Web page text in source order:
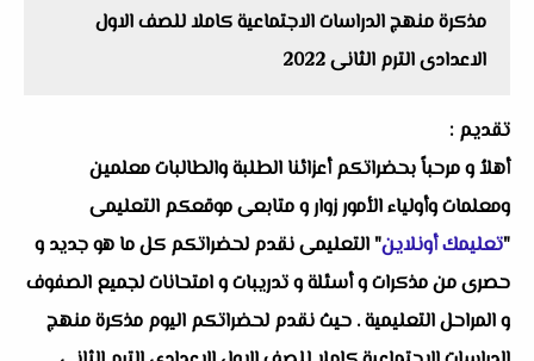
مذكرة منهج الدراسات الاجتماعية كاملا للصف الاول
الاعدادى الترم الثانى 2022
تقديم :
أهلاُ و مرحباً بحضراتكم أعزائنا الطلبة والطالبات معلمين
ومعلمات وأولياء الأمور زوار و متابعى موقعكم التعليمى
"تعليمك أونلاين" التعليمى نقدم لحضراتكم كل ما هو جديد و
حصرى من مذكرات و أسئلة و تدريبات و امتحانات لجميع الصفوف
و المراحل التعليمية . حيث نقدم لحضراتكم اليوم مذكرة منهج